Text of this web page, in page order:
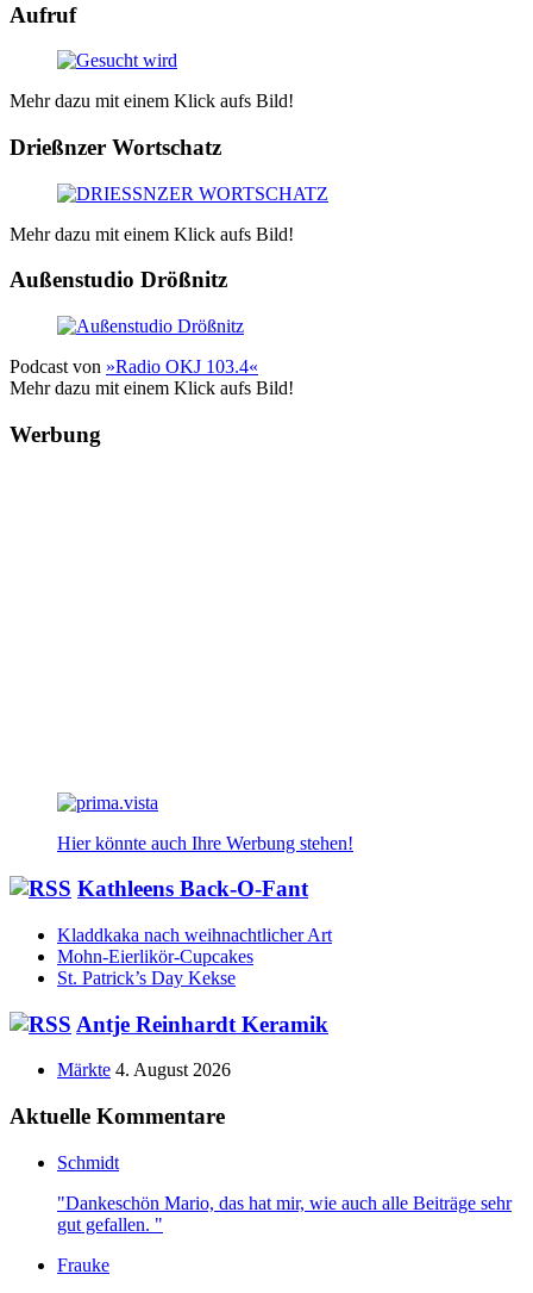
Aufruf
Mehr dazu mit einem Klick aufs Bild!
Drießnzer Wortschatz
Mehr dazu mit einem Klick aufs Bild!
Außenstudio Drößnitz
Podcast von »Radio OKJ 103.4«
Mehr dazu mit einem Klick aufs Bild!
Werbung
Hier könnte auch Ihre Werbung stehen!
Kathleens Back-O-Fant
Kladdkaka nach weihnachtlicher Art
Mohn-Eierlikör-Cupcakes
St. Patrick’s Day Kekse
Antje Reinhardt Keramik
Märkte 4. August 2026
Aktuelle Kommentare
Schmidt
"Dankeschön Mario, das hat mir, wie auch alle Beiträge sehr
gut gefallen. "
Frauke